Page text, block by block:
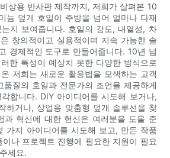
상용 반사판 제작까지, 저희가 살펴본 10
늄 덮개 호일이 주방을 넘어 얼마나 다재
지 보여줍니다. 호일의 강도, 내열성, 차
창의적이고 실용적이며 지속 가능한 솔
경제적인 도구로 만들어줍니다. 10년 넘
한 특성이 예상치 못한 다양한 방식으로
저희는 새로운 활용법을 모색하는 고객
질의 호일과 전문가의 조언을 제공하게
합니다. DIY 아이디어를 시도해 보거나,
하거나, 상업용 맞춤형 덮개 솔루션을 찾
과 혁신에 대한 헌신은 여러분을 도울 준
가지 아이디어를 시도해 보고, 만든 작품
나 프로젝트 진행에 필요한 지원이 필요
세요.